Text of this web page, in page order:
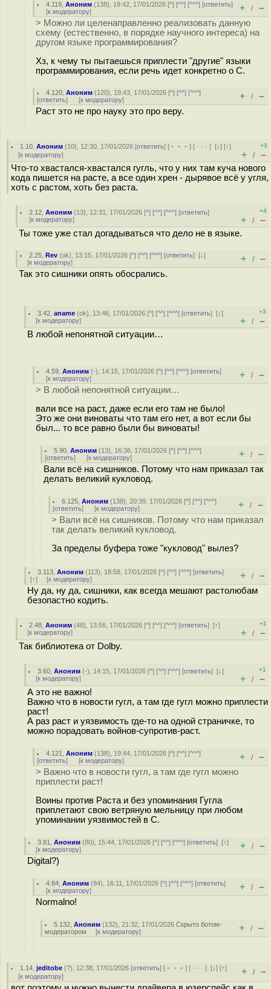
4.119 ,Аноним (138), 19:42, 17/01/2026 [^] [^^] [^^^] [ответить]
[к модератору] + / –
> Можно ли целенаправленно реализовать данную
схему (естественно, в порядке научного интереса) на
другом языке программирования?
Хз, к чему ты пытаешься приплести "другие" языки
программирования, если речь идет конкретно о С.
4.120 ,Аноним (120), 19:43, 17/01/2026 [^] [^^] [^^^]
[ответить] [к модератору] + / –
Раст это не про науку это про веру.
1.10 ,Аноним (10), 12:30, 17/01/2026 [ответить] [ ﹢﹢﹢] [ · · ·][↓] [↑]
[к модератору]
+3
+ / –
Что-то хвастался-хвастался гугль, что у них там куча нового
кода пишется на расте, а все один хрен - дырявое всё у угля,
хоть с растом, хоть без раста.
2.12 ,Аноним (13), 12:31, 17/01/2026 [^] [^^] [^^^] [ответить]
[к модератору]
+4
+ / –
Ты тоже уже стал догадываться что дело не в языке.
2.25 ,Rev (ok), 13:15, 17/01/2026 [^] [^^] [^^^] [ответить][↓]
[к модератору] + / –
Так это сишники опять обосрались.
3.42 ,aname (ok), 13:46, 17/01/2026 [^] [^^] [^^^] [ответить][↓]
[к модератору]
+3
+ / –
В любой непонятной ситуации…
4.59 ,Аноним (-), 14:15, 17/01/2026 [^] [^^] [^^^] [ответить]
[к модератору] + / –
> В любой непонятной ситуации…
вали все на раст, даже если его там не было!
Это же они виноваты что там его нет, а вот если бы
был... то все равно были бы виноваты!
5.90 ,Аноним (13), 16:36, 17/01/2026 [^] [^^] [^^^]
[ответить] [к модератору] + / –
Вали всё на сишников. Потому что нам приказал так
делать великий кукловод.
6.125 ,Аноним (138), 20:39, 17/01/2026 [^] [^^] [^^^]
[ответить] [к модератору] + / –
> Вали всё на сишников. Потому что нам приказал
так делать великий кукловод.
За пределы буфера тоже "кукловод" вылез?
3.113 ,Аноним (113), 18:58, 17/01/2026 [^] [^^] [^^^] [ответить]
[↑] [к модератору] + / –
Ну да, ну да, сишники, как всегда мешают рaстoлюбам
безопастно кодить.
2.48 ,Аноним (48), 13:56, 17/01/2026 [^] [^^] [^^^] [ответить][↑]
[к модератору]
+1
+ / –
Так библиотека от Dolby.
3.60 ,Аноним (-), 14:15, 17/01/2026 [^] [^^] [^^^] [ответить][↓]
[к модератору]
+1
+ / –
А это не важно!
Важно что в новости гугл, а там где гугл можно приплести
раст!
А раз раст и уязвимость где-то на одной страничке, то
можно порадовать войнов-супротив-раст.
4.121 ,Аноним (138), 19:44, 17/01/2026 [^] [^^] [^^^]
[ответить] [к модератору] + / –
> Важно что в новости гугл, а там где гугл можно
приплести раст!
Воины против Раста и без упоминания Гугла
приплетают свою ветряную мельницу при любом
упоминании уязвимостей в С.
3.81 ,Аноним (80), 15:44, 17/01/2026 [^] [^^] [^^^] [ответить][↑]
[к модератору] + / –
Digital?)
4.84 ,Аноним (84), 16:11, 17/01/2026 [^] [^^] [^^^] [ответить]
[к модератору] + / –
Normalno!
5.132 ,Аноним (132), 21:32, 17/01/2026Скрыто ботом-
модератором [к модератору] + / –
1.14 ,jeditobe (?), 12:38, 17/01/2026 [ответить] [ ﹢﹢﹢] [ · · ·][↓] [↑]
[к модератору] + / –